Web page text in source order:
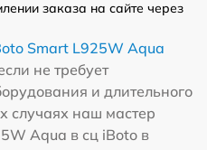
заказа на сайте через
Smart L925W Aqua
не требует
и длительного
случаях наш мастер
Aqua в сц iBoto в